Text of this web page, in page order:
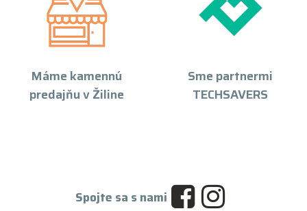
Máme kamennú
predajňu v Žiline
Sme partnermi
TECHSAVERS
Spojte sa s nami